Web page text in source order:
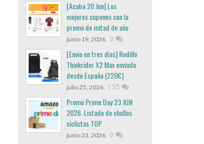
[Acaba 20 Jun] Los
mejores cupones con la
promo de mitad de año
junio 19, 2026, 3
[Envio en tres dias] Rodillo
Thinkrider X2 Max enviado
desde España (220€)
julio 25, 2026, 135
Promo Prime Day 23 JUN
2026. Listado de chollos
ciclistas TOP
junio 23, 2026, 0